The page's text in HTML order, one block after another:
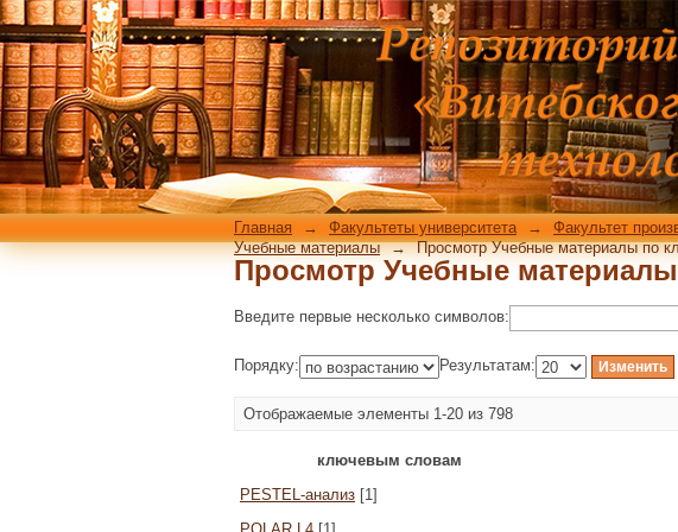
Просмотр Учебные
Главная → Факультеты университета → Факультет
Учебные материалы → Просмотр Учебные материалы по
Просмотр Учебные
Введите первые несколько символов:
Порядку: Результатам:
Отображаемые элементы 1-20 из 798
ключевым словам
PESTEL-анализ [1]